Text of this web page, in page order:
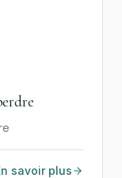
savoir plus